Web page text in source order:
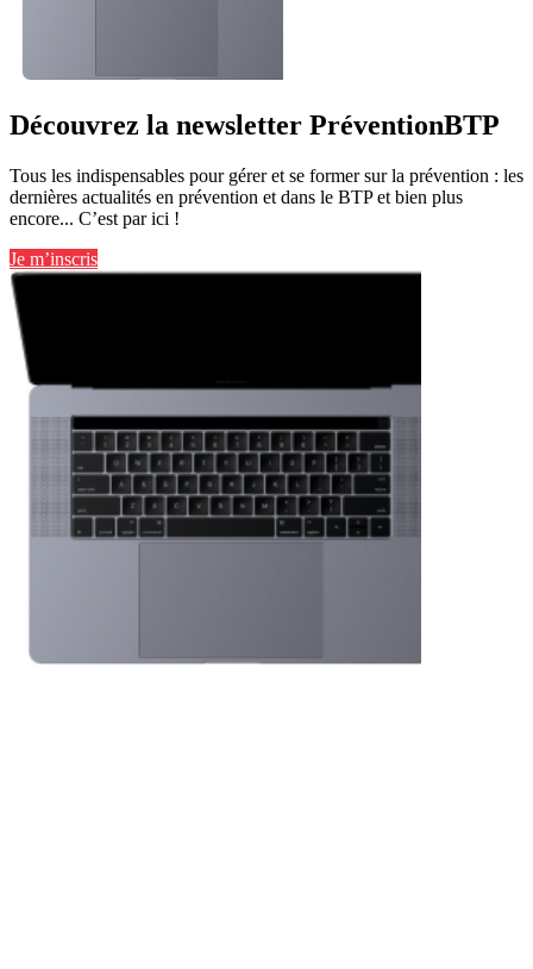
Découvrez la newsletter PréventionBTP
Tous les indispensables pour gérer et se former sur la prévention : les
dernières actualités en prévention et dans le BTP et bien plus
encore... C’est par ici !
Je m’inscris